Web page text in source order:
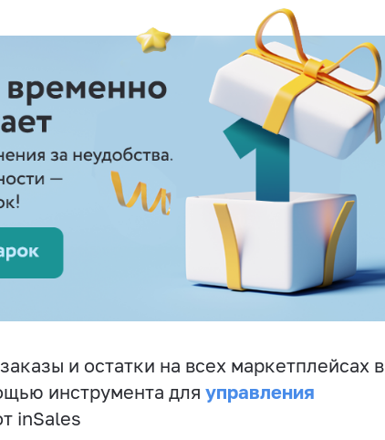
и остатки на всех маркетплейсах в
инструмента для управления
inSales